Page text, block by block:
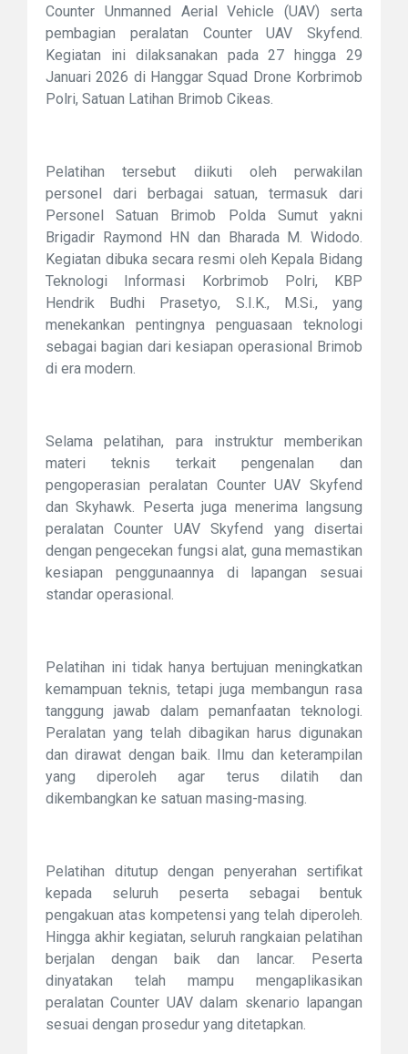
Counter Unmanned Aerial Vehicle (UAV) serta
pembagian peralatan Counter UAV Skyfend.
Kegiatan ini dilaksanakan pada 27 hingga 29
Januari 2026 di Hanggar Squad Drone Korbrimob
Polri, Satuan Latihan Brimob Cikeas.
Pelatihan tersebut diikuti oleh perwakilan
personel dari berbagai satuan, termasuk dari
Personel Satuan Brimob Polda Sumut yakni
Brigadir Raymond HN dan Bharada M. Widodo.
Kegiatan dibuka secara resmi oleh Kepala Bidang
Teknologi Informasi Korbrimob Polri, KBP
Hendrik Budhi Prasetyo, S.I.K., M.Si., yang
menekankan pentingnya penguasaan teknologi
sebagai bagian dari kesiapan operasional Brimob
di era modern.
Selama pelatihan, para instruktur memberikan
materi teknis terkait pengenalan dan
pengoperasian peralatan Counter UAV Skyfend
dan Skyhawk. Peserta juga menerima langsung
peralatan Counter UAV Skyfend yang disertai
dengan pengecekan fungsi alat, guna memastikan
kesiapan penggunaannya di lapangan sesuai
standar operasional.
Pelatihan ini tidak hanya bertujuan meningkatkan
kemampuan teknis, tetapi juga membangun rasa
tanggung jawab dalam pemanfaatan teknologi.
Peralatan yang telah dibagikan harus digunakan
dan dirawat dengan baik. Ilmu dan keterampilan
yang diperoleh agar terus dilatih dan
dikembangkan ke satuan masing-masing.
Pelatihan ditutup dengan penyerahan sertifikat
kepada seluruh peserta sebagai bentuk
pengakuan atas kompetensi yang telah diperoleh.
Hingga akhir kegiatan, seluruh rangkaian pelatihan
berjalan dengan baik dan lancar. Peserta
dinyatakan telah mampu mengaplikasikan
peralatan Counter UAV dalam skenario lapangan
sesuai dengan prosedur yang ditetapkan.